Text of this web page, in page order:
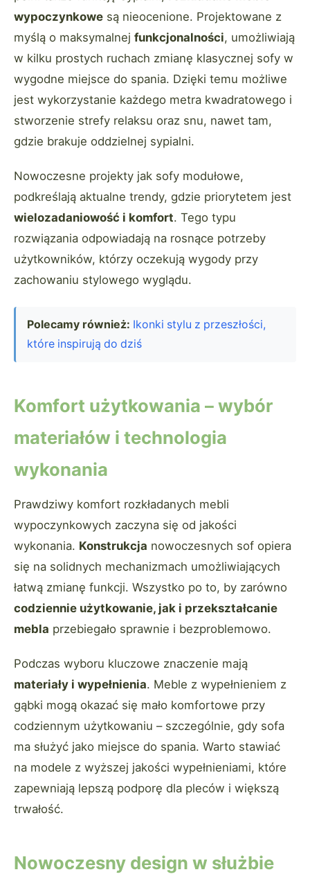
wypoczynkowe są nieocenione. Projektowane z
myślą o maksymalnej funkcjonalności, umożliwiają
w kilku prostych ruchach zmianę klasycznej sofy w
wygodne miejsce do spania. Dzięki temu możliwe
jest wykorzystanie każdego metra kwadratowego i
stworzenie strefy relaksu oraz snu, nawet tam,
gdzie brakuje oddzielnej sypialni.
Nowoczesne projekty jak sofy modułowe,
podkreślają aktualne trendy, gdzie priorytetem jest
wielozadaniowość i komfort. Tego typu
rozwiązania odpowiadają na rosnące potrzeby
użytkowników, którzy oczekują wygody przy
zachowaniu stylowego wyglądu.
Polecamy również: Ikonki stylu z przeszłości,
które inspirują do dziś
Komfort użytkowania – wybór
materiałów i technologia
wykonania
Prawdziwy komfort rozkładanych mebli
wypoczynkowych zaczyna się od jakości
wykonania. Konstrukcja nowoczesnych sof opiera
się na solidnych mechanizmach umożliwiających
łatwą zmianę funkcji. Wszystko po to, by zarówno
codziennie użytkowanie, jak i przekształcanie
mebla przebiegało sprawnie i bezproblemowo.
Podczas wyboru kluczowe znaczenie mają
materiały i wypełnienia. Meble z wypełnieniem z
gąbki mogą okazać się mało komfortowe przy
codziennym użytkowaniu – szczególnie, gdy sofa
ma służyć jako miejsce do spania. Warto stawiać
na modele z wyższej jakości wypełnieniami, które
zapewniają lepszą podporę dla pleców i większą
trwałość.
Nowoczesny design w służbie